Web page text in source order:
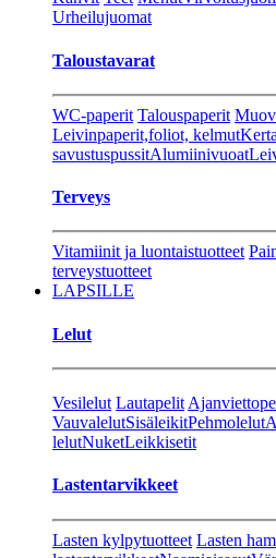
Urheilujuomat
Taloustavarat
WC-paperit Talouspaperit
Leivinpaperit,foliot, kelmut
savustuspussitAlumiinivuoat
Terveys
Vitamiinit ja luontaistuotteet
terveystuotteet
LAPSILLE
Lelut
Vesilelut Lautapelit
VauvalelutSisäleikitPehmolelut
lelutNuketLeikkisetit
Lastentarvikkeet
Lasten kylpytuotteet Lasten